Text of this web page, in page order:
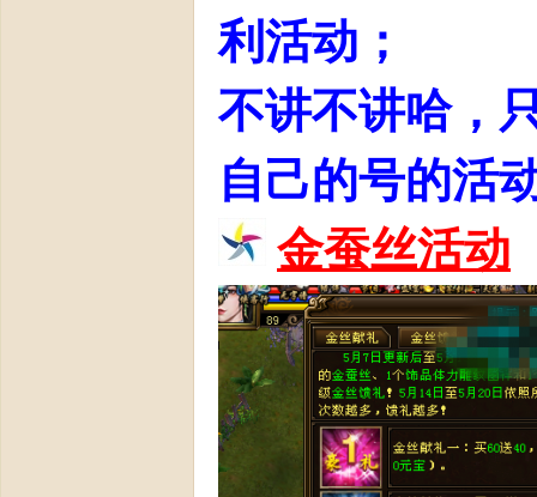
利活动；
不讲不讲哈，
自己的号的活
金蚕丝活动